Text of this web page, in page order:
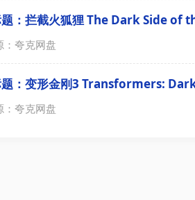
题：拦截火狐狸 The Dark Side of
：夸克网盘
题：变形金刚3 Transformers:
：夸克网盘